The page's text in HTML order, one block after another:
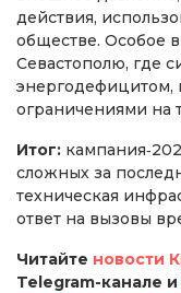
действия,
обществе. Особое
Севастополю, где
энергодефицитом,
ограничениями на
Итог:
сложных за
техническая
ответ на вызовы
Читайте новости
Telegram-канале и